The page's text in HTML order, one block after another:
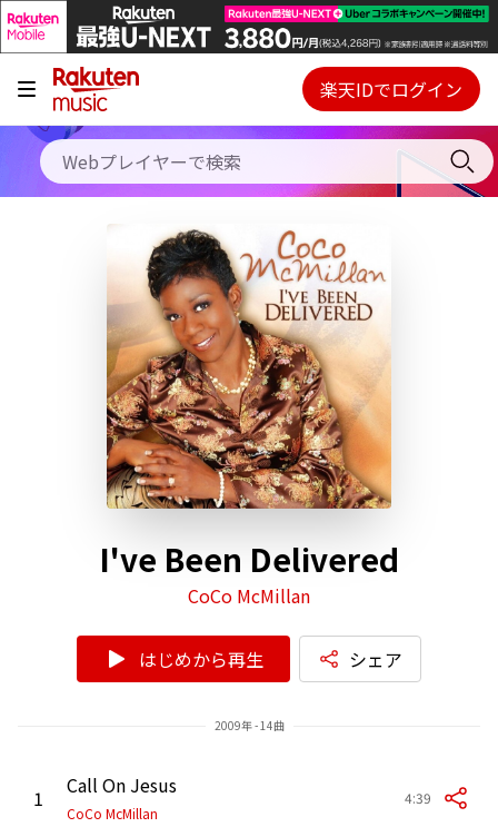
キャンペーン
料金プラン
使い方
初回30日間無料お試し
Webプレイヤー
ご契約内容の確認・変更
楽天IDでログイン
I've Been Delivered
CoCo McMillan
はじめから再生 シェア
2009年 - 14曲
1 Call On Jesus
CoCo McMillan
4:39